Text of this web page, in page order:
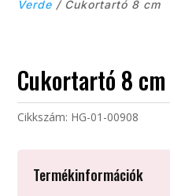
Verde / Cukortartó 8 cm
Cukortartó 8 cm
Cikkszám: HG-01-00908
Termékinformációk